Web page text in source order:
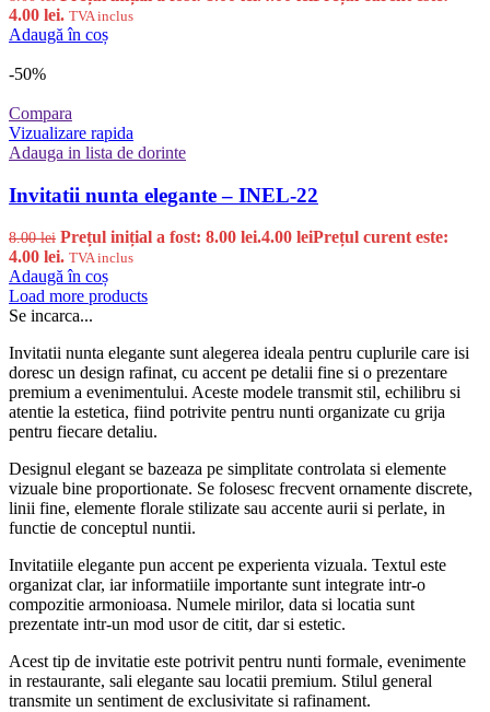
4.00 lei. TVA inclus
Adaugă în coș
-50%
Compara
Vizualizare rapida
Adauga in lista de dorinte
Invitatii nunta elegante – INEL-22
8.00lei Prețul inițial a fost: 8.00 lei.4.00 leiPrețul curent este:
4.00 lei. TVA inclus
Adaugă în coș
Load more products
Se incarca...
Invitatii nunta elegante sunt alegerea ideala pentru cuplurile care isi
doresc un design rafinat, cu accent pe detalii fine si o prezentare
premium a evenimentului. Aceste modele transmit stil, echilibru si
atentie la estetica, fiind potrivite pentru nunti organizate cu grija
pentru fiecare detaliu.
Designul elegant se bazeaza pe simplitate controlata si elemente
vizuale bine proportionate. Se folosesc frecvent ornamente discrete,
linii fine, elemente florale stilizate sau accente aurii si perlate, in
functie de conceptul nuntii.
Invitatiile elegante pun accent pe experienta vizuala. Textul este
organizat clar, iar informatiile importante sunt integrate intr-o
compozitie armonioasa. Numele mirilor, data si locatia sunt
prezentate intr-un mod usor de citit, dar si estetic.
Acest tip de invitatie este potrivit pentru nunti formale, evenimente
in restaurante, sali elegante sau locatii premium. Stilul general
transmite un sentiment de exclusivitate si rafinament.